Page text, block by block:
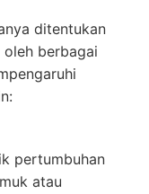
ditentukan
berbagai
pertumbuhan
atau